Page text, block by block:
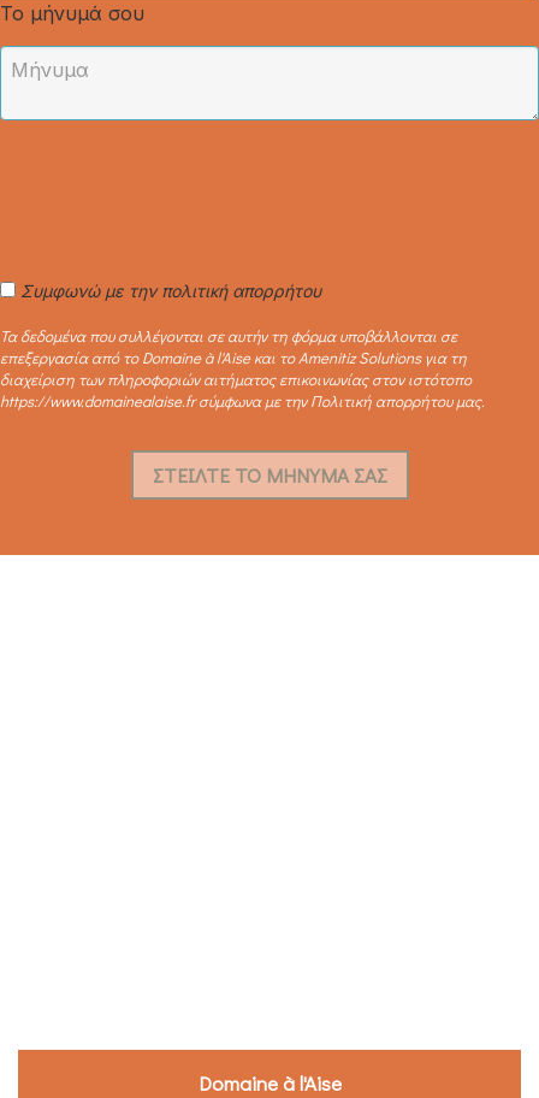
Το μήνυμά σου
Συμφωνώ με την πολιτική απορρήτου
Τα δεδομένα που συλλέγονται σε αυτήν τη φόρμα υποβάλλονται σε
επεξεργασία από το Domaine à l'Aise και το Amenitiz Solutions για τη
διαχείριση των πληροφοριών αιτήματος επικοινωνίας στον ιστότοπο
https://www.domainealaise.fr σύμφωνα με την Πολιτική απορρήτου μας.
Domaine à l'Aise